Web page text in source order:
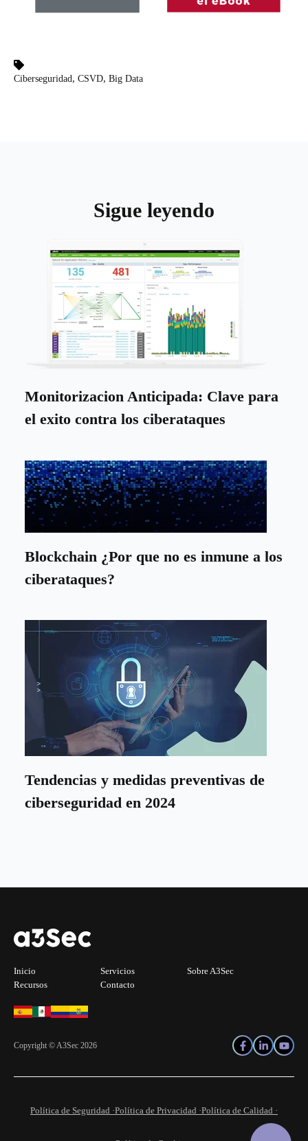
Ciberseguridad, CSVD, Big Data
Sigue leyendo
Monitorizacion Anticipada: Clave para
el exito contra los ciberataques
Blockchain ¿Por que no es inmune a los
ciberataques?
Tendencias y medidas preventivas de
ciberseguridad en 2024
Inicio Servicios
Sobre A3Sec
Recursos
Contacto
Copyright © A3Sec 2026
Política de Seguridad ·Política de Privacidad ·Política de Calidad ·